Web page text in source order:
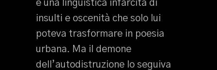
e una linguistica infarcita di
insulti e oscenità che solo lui
poteva trasformare in poesia
urbana. Ma il demone
dell’autodistruzione lo seguiva